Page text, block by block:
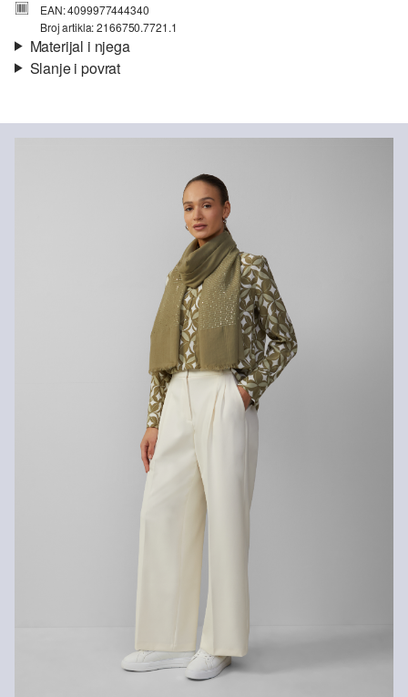
EAN: 4099977444340
Broj artikla: 2166750.7721.1
Materijal i njega
Nije prikladno za izbjeljivanje sredstvom na bazi klora
Nije prikladno za sušilicu
Nije prikladno za kemijsko čišćenje
Slanje i povrat
Vaša će narudžba biti poslana u roku od 4-8 radna dana putem
Hrvatska pošta-a. Standardna dostava košta 4,95 €.
Svoje artikle nam možete besplatno vratiti u roku od 14 dana.